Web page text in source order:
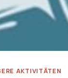
AKTIVITÄTEN